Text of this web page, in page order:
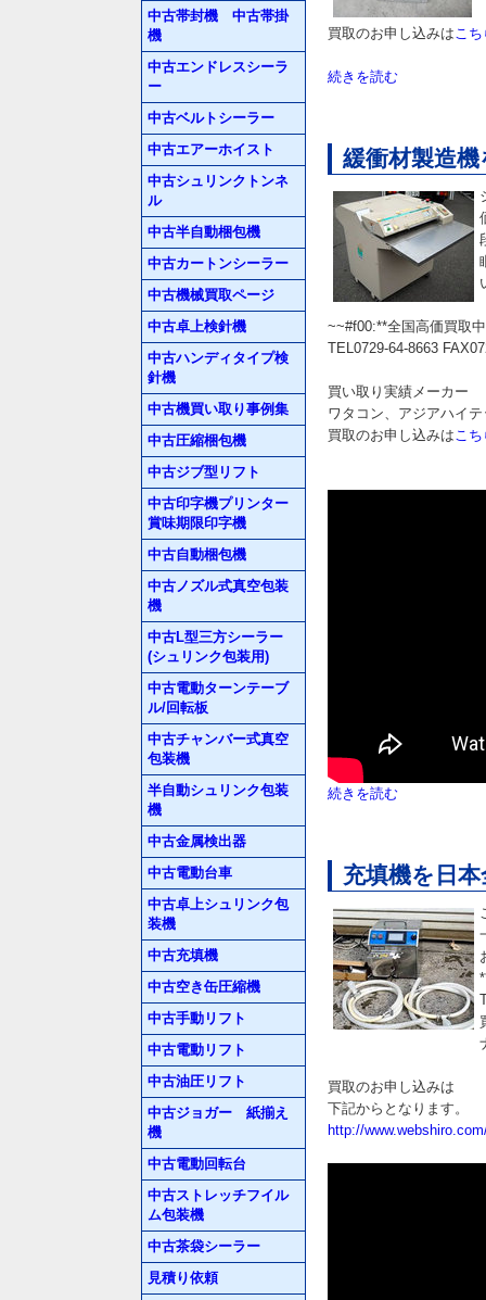
中古帯封機 中古帯掛
機
中古エンドレスシーラ
ー
中古ベルトシーラー
中古エアーホイスト
中古シュリンクトンネ
ル
中古半自動梱包機
中古カートンシーラー
中古機械買取ページ
中古卓上検針機
中古ハンディタイプ検
針機
中古機買い取り事例集
中古圧縮梱包機
中古ジブ型リフト
中古印字機プリンター
賞味期限印字機
中古自動梱包機
中古ノズル式真空包装
機
中古L型三方シーラー
(シュリンク包装用)
中古電動ターンテーブ
ル/回転板
中古チャンバー式真空
包装機
半自動シュリンク包装
機
中古金属検出器
中古電動台車
中古卓上シュリンク包
装機
中古充填機
中古空き缶圧縮機
中古手動リフト
中古電動リフト
中古油圧リフト
中古ジョガー 紙揃え
機
中古電動回転台
中古ストレッチフイル
ム包装機
中古茶袋シーラー
見積り依頼
買取のお申し込みはこち
続きを読む
緩衝材製造
~~#f00:**全国高価買取
TEL0729-64-8663
買い取り実績メーカー
ワタコン、アジアハイ
買取のお申し込みはこち
続きを読む
充填機を日
買取のお申し込みは
下記からとなります。
http://